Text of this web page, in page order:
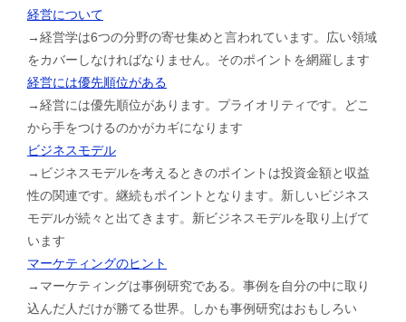
経営について
→経営学は6つの分野の寄せ集めと言われています。広い領域
をカバーしなければなりません。そのポイントを網羅します
経営には優先順位がある
→経営には優先順位があります。プライオリティです。どこ
から手をつけるのかがカギになります
ビジネスモデル
→ビジネスモデルを考えるときのポイントは投資金額と収益
性の関連です。継続もポイントとなります。新しいビジネス
モデルが続々と出てきます。新ビジネスモデルを取り上げて
います
マーケティングのヒント
→マーケティングは事例研究である。事例を自分の中に取り
込んだ人だけが勝てる世界。しかも事例研究はおもしろい